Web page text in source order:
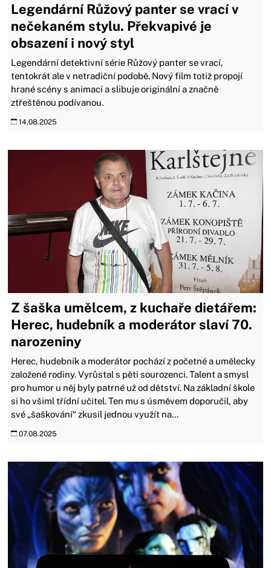
Legendární Růžový panter se vrací v
nečekaném stylu. Překvapivé je
obsazení i nový styl
Legendární detektivní série Růžový panter se vrací,
tentokrát ale v netradiční podobě. Nový film totiž propojí
hrané scény s animací a slibuje originální a značně
ztřeštěnou podívanou.
14.08.2025
Z šaška umělcem, z kuchaře dietářem:
Herec, hudebník a moderátor slaví 70.
narozeniny
Herec, hudebník a moderátor pochází z početné a umělecky
založené rodiny. Vyrůstal s pěti sourozenci. Talent a smysl
pro humor u něj byly patrné už od dětství. Na základní škole
si ho všiml třídní učitel. Ten mu s úsměvem doporučil, aby
své „šaškování“ zkusil jednou využít na...
07.08.2025